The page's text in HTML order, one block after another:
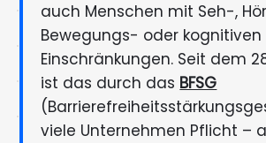
auch Menschen mit Seh-,
Bewegungs- oder kognitiven
Einschränkungen. Seit dem
ist das durch das BFSG
viele Unternehmen Pflicht –